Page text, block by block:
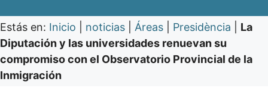
Estás en: Inicio noticias Áreas Presidència
La
Diputación y las universidades renuevan su
compromiso con el Observatorio Provincial de la
Inmigración